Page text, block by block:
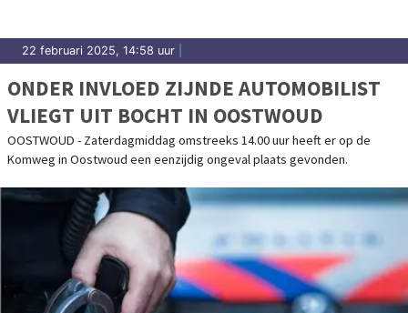
22 februari 2025, 14:58 uur
ONDER INVLOED ZIJNDE AUTOMOBILIST
VLIEGT UIT BOCHT IN OOSTWOUD
OOSTWOUD - Zaterdagmiddag omstreeks 14.00 uur heeft er op de
Komweg in Oostwoud een eenzijdig ongeval plaats gevonden.